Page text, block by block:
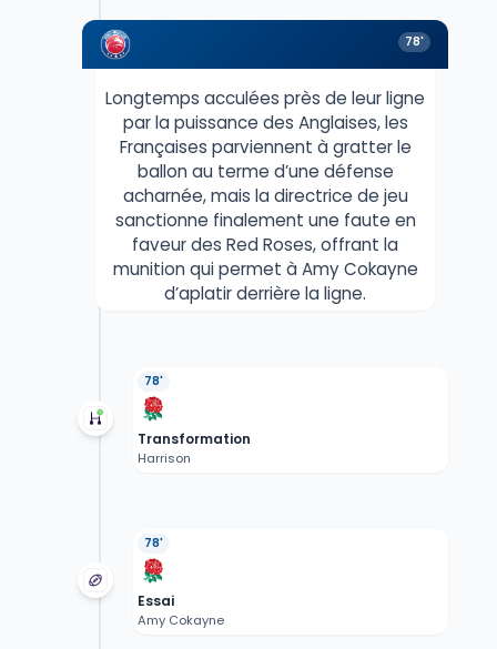
78'
Longtemps acculées près de leur ligne
par la puissance des Anglaises, les
Françaises parviennent à gratter le
ballon au terme d’une défense
acharnée, mais la directrice de jeu
sanctionne finalement une faute en
faveur des Red Roses, offrant la
munition qui permet à Amy Cokayne
d’aplatir derrière la ligne.
78'
Transformation
Harrison
78'
Essai
Amy Cokayne